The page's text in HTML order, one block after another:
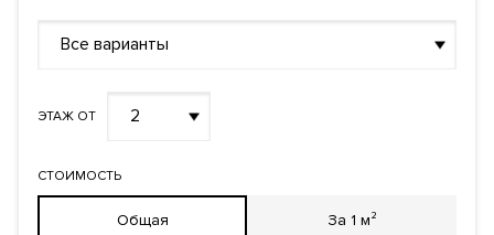
Все варианты
ЭТАЖ ОТ 2
СТОИМОСТЬ
Общая За 1 м²